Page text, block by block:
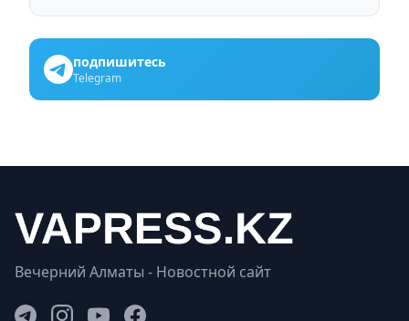
подпишитесь
Telegram
Вечерний Алматы - Новостной сайт